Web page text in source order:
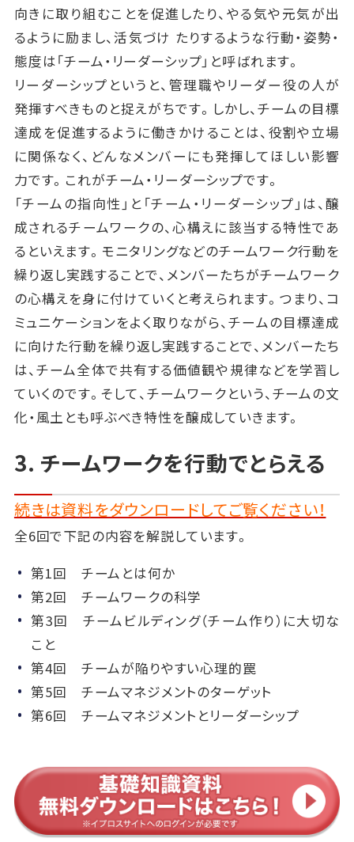
向きに取り組むことを促進したり、やる気や元気が出
るように励まし、活気づけ たりするような行動・姿勢・
態度は「チーム・リーダーシップ」と呼ばれます。
リーダーシップというと、管理職やリーダー役の人が
発揮すべきものと捉えがちです。しかし、チームの目標
達成を促進するように働きかけることは、役割や立場
に関係なく、どんなメンバーにも発揮してほしい影響
力です。これがチーム・リーダーシップです。
「チームの指向性」と「チーム・リーダーシップ」は、醸
成されるチームワークの、心構えに該当する特性であ
るといえます。モニタリングなどのチームワーク行動を
繰り返し実践することで、メンバーたちがチームワーク
の心構えを身に付けていくと考えられます。つまり、コ
ミュニケーションをよく取りながら、チームの目標達成
に向けた行動を繰り返し実践することで、メンバーたち
は、チーム全体で共有する価値観や規律などを学習し
ていくのです。そして、チームワークという、チームの文
化・風土とも呼ぶべき特性を醸成していきます。
3. チームワークを行動でとらえる
続きは資料をダウンロードしてご覧ください！
全6回で下記の内容を解説しています。
第1回 チームとは何か
第2回 チームワークの科学
第3回 チームビルディング（チーム作り）に大切な
こと
第4回 チームが陥りやすい心理的罠
第5回 チームマネジメントのターゲット
第6回 チームマネジメントとリーダーシップ